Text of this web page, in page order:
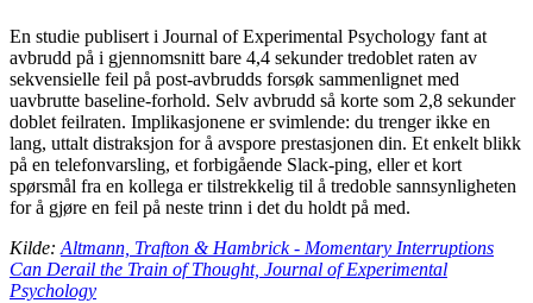
En studie publisert i Journal of Experimental Psychology fant at
avbrudd på i gjennomsnitt bare 4,4 sekunder tredoblet raten av
sekvensielle feil på post-avbrudds forsøk sammenlignet med
uavbrutte baseline-forhold. Selv avbrudd så korte som 2,8 sekunder
doblet feilraten. Implikasjonene er svimlende: du trenger ikke en
lang, uttalt distraksjon for å avspore prestasjonen din. Et enkelt blikk
på en telefonvarsling, et forbigående Slack-ping, eller et kort
spørsmål fra en kollega er tilstrekkelig til å tredoble sannsynligheten
for å gjøre en feil på neste trinn i det du holdt på med.
Kilde: Altmann, Trafton & Hambrick - Momentary Interruptions
Can Derail the Train of Thought, Journal of Experimental
Psychology